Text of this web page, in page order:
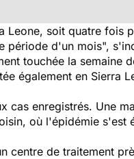
Leone, soit quatre fois
période d'un mois",
touchée la semaine
également en Sierra
cas enregistrés. Une
où l'épidémie s'est
centre de traitement